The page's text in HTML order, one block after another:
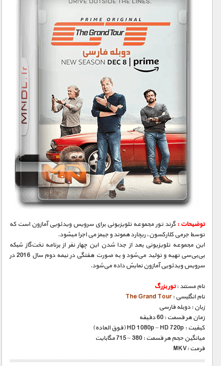
توضیحات : گرند تور مجموعه تلویزیونی برای سرویس ویدئویی آمازون است که
توسط جرمی کلارکسون، ریچارد هموند و جیمز می اجرا میشود.
این مجموعه تلویزیونی بعد از جدا شدن این چهار نفر از برنامه تخت‌گاز شبکه
بی‌بی‌سی تهیه و تولید می‌شود و به صورت هفتگی در نیمه دوم سال 2016 در
سرویس ویدئویی آمازون نمایش داده می‌شود.
نام مستند :تور بزرگ
نام انگلیسی :The Grand Tour
زبان : دوبله فارسی
زمان هر قسمت : 60 دقیقه
کیفیت : HD 1080p – HD 720p (فوق العاده)
میانگین حجم هر قسمت : 380 – 715 مگابایت
فرمت :MKV